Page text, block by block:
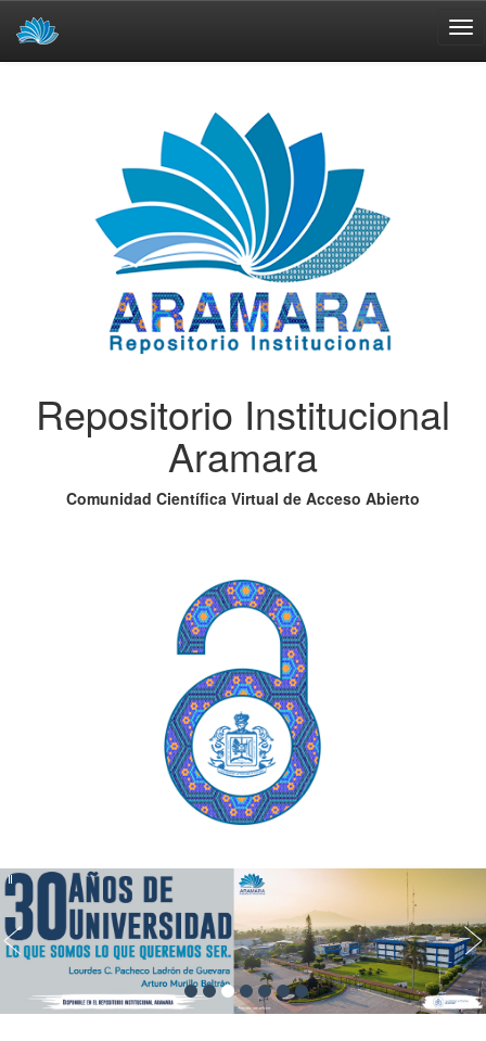
Repositorio Institucional
Aramara
Comunidad Científica Virtual de Acceso Abierto